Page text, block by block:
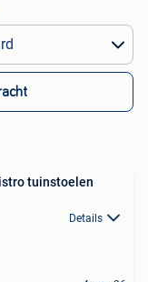
tuinstoelen
Details